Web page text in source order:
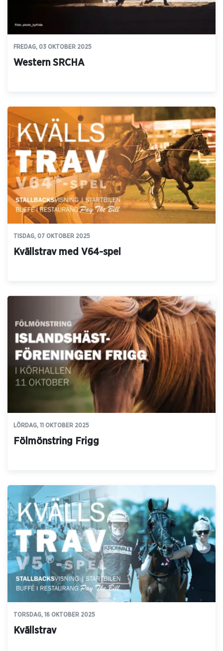
FREDAG, 03 OKTOBER 2025
Western SRCHA
TISDAG, 07 OKTOBER 2025
Kvällstrav med V64-spel
LÖRDAG, 11 OKTOBER 2025
Fölmönstring Frigg
TORSDAG, 16 OKTOBER 2025
Kvällstrav